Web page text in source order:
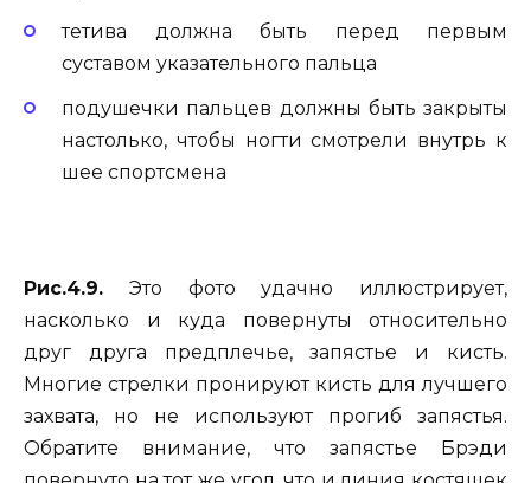
тетива должна быть перед первым
суставом указательного пальца
подушечки пальцев должны быть закрыты
настолько, чтобы ногти смотрели внутрь к
шее спортсмена
Рис.4.9. Это фото удачно иллюстрирует,
насколько и куда повернуты относительно
друг друга предплечье, запястье и кисть.
Многие стрелки пронируют кисть для лучшего
захвата, но не используют прогиб запястья.
Обратите внимание, что запястье Брэди